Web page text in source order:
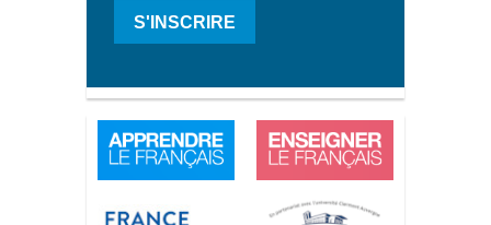
S'INSCRIRE